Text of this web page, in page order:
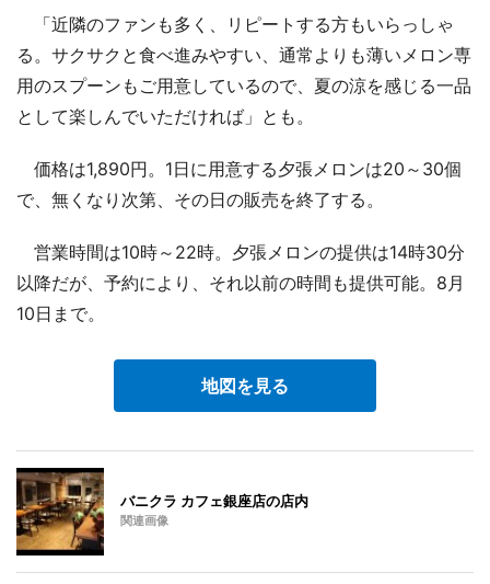
「近隣のファンも多く、リピートする方もいらっしゃ
る。サクサクと食べ進みやすい、通常よりも薄いメロン専
用のスプーンもご用意しているので、夏の涼を感じる一品
として楽しんでいただければ」とも。
価格は1,890円。1日に用意する夕張メロンは20～30個
で、無くなり次第、その日の販売を終了する。
営業時間は10時～22時。夕張メロンの提供は14時30分
以降だが、予約により、それ以前の時間も提供可能。8月
10日まで。
地図を見る
バニクラ カフェ銀座店の店内
関連画像